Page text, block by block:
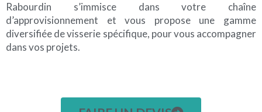
Rabourdin s’immisce dans votre chaîne
d’approvisionnement et vous propose une gamme
diversifiée de visserie spécifique, pour vous accompagner
dans vos projets.